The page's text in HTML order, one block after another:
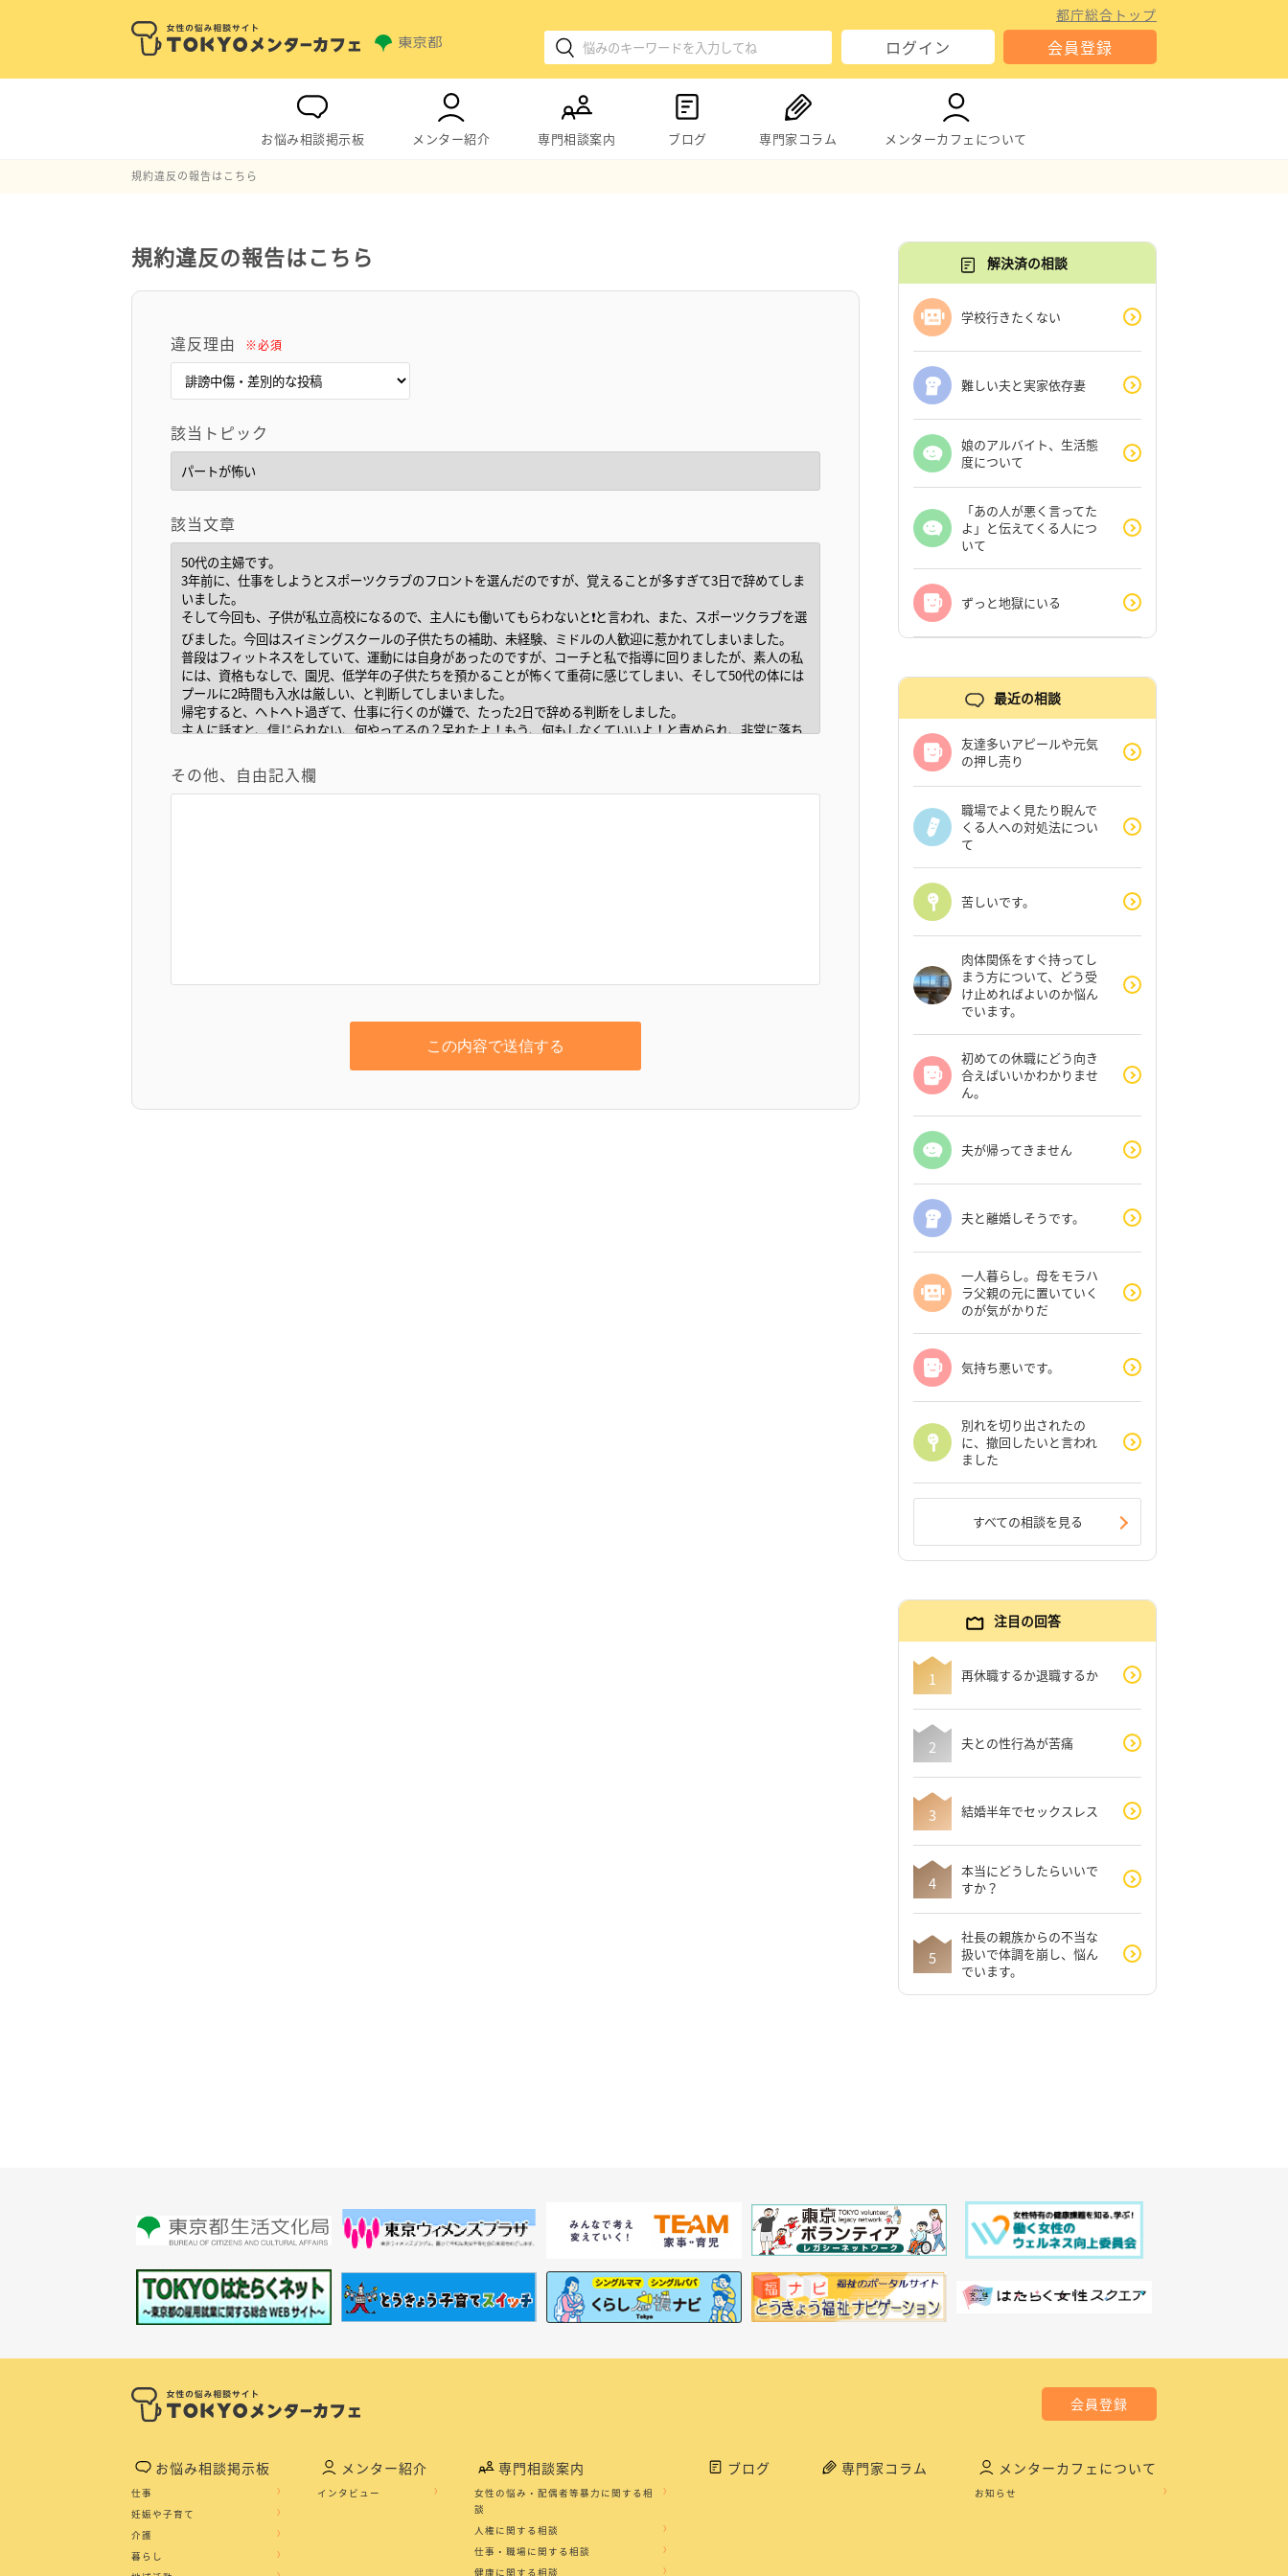
都庁総合トップ
ログイン 会員登録
お悩み相談掲示板 メンター紹介 専門相談案内 ブログ 専門家コラム メンターカフェについて
規約違反の報告はこちら
規約違反の報告はこちら
違反理由 ※必須
該当トピック
該当文章
その他、自由記入欄
この内容で送信する
解決済の相談
学校行きたくない
難しい夫と実家依存妻
娘のアルバイト、生活態
度について
「あの人が悪く言ってた
よ」と伝えてくる人につ
いて
ずっと地獄にいる
最近の相談
友達多いアピールや元気
の押し売り
職場でよく見たり睨んで
くる人への対処法につい
て
苦しいです。
肉体関係をすぐ持ってし
まう方について、どう受
け止めればよいのか悩ん
でいます。
初めての休職にどう向き
合えばいいかわかりませ
ん。
夫が帰ってきません
夫と離婚しそうです。
一人暮らし。母をモラハ
ラ父親の元に置いていく
のが気がかりだ
気持ち悪いです。
別れを切り出されたの
に、撤回したいと言われ
ました
すべての相談を見る
注目の回答
再休職するか退職するか
夫との性行為が苦痛
結婚半年でセックスレス
本当にどうしたらいいで
すか？
社長の親族からの不当な
扱いで体調を崩し、悩ん
でいます。
会員登録
お悩み相談掲示板
仕事
妊娠や子育て
介護
暮らし
メンター紹介
インタビュー
専門相談案内
女性の悩み・配偶者等暴力に関する相
談
人権に関する相談
仕事・職場に関する相談
健康に関する相談
ブログ 専門家コラム メンターカフェについて
お知らせ